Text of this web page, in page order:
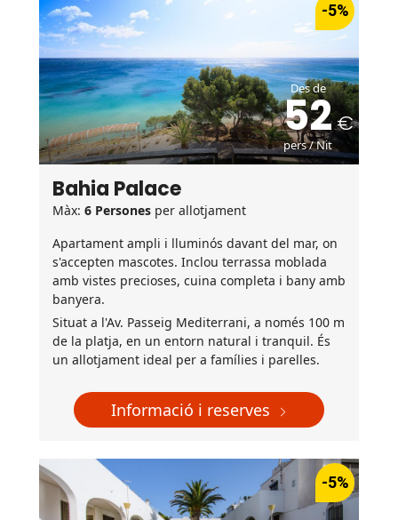
-5%
Des de
52
pers / Nit
Bahia Palace
Màx: 6 Persones per allotjament
Apartament ampli i lluminós davant del mar, on
s'accepten mascotes. Inclou terrassa moblada
amb vistes precioses, cuina completa i bany amb
banyera.
Situat a l'Av. Passeig Mediterrani, a només 100 m
de la platja, en un entorn natural i tranquil. És
un allotjament ideal per a famílies i parelles.
Informació i reserves
-5%